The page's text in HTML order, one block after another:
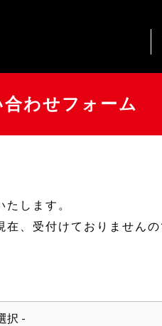
合わせフォーム
します。
、受付けておりませんの